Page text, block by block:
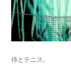
侍とテニス。